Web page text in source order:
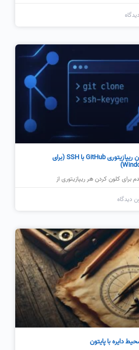
راهنمای کامل کلون کردن ریپازیتوری GitHub با SSH (برای
برای کلون کردن هر ریپازیتوری از
دیدگاه
دایره با پایتون